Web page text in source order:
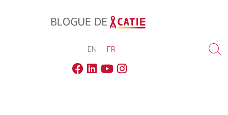
EN FR
Facebook
LinkedinYoutubeInstagram